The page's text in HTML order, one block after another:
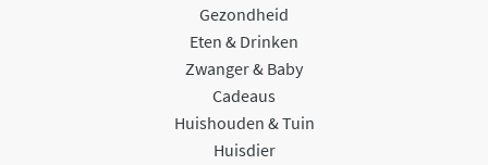
Gezondheid
Eten & Drinken
Zwanger & Baby
Cadeaus
Huishouden & Tuin
Huisdier